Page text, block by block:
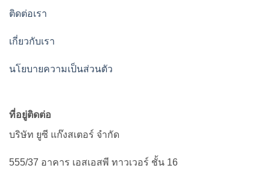
ติดต่อเรา
เกี่ยวกับเรา
นโยบายความเป็นส่วนตัว
ที่อยู่ติดต่อ
บริษัท ยูซี แก๊งสเตอร์ จำกัด
555/37 อาคาร เอสเอสพี ทาวเวอร์ ชั้น 16